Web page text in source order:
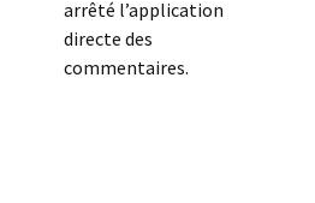
arrêté l’application
directe des
commentaires.